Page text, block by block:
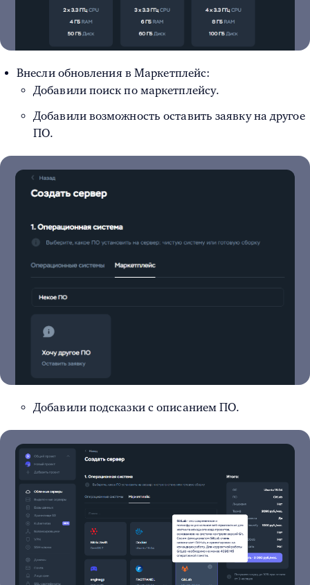
Внесли обновления в Маркетплейс:
Добавили поиск по маркетплейсу.
Добавили возможность оставить заявку на другое
ПО.
Добавили подсказки с описанием ПО.